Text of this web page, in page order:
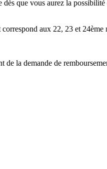
que vous aurez la
aux 22, 23 et 24ème
de la demande de